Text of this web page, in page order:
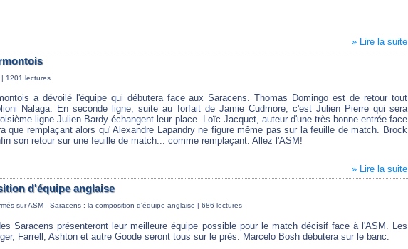
» Lire la suite
| 1201 lectures
a dévoilé l'équipe qui débutera face aux Saracens. Thomas Domingo est de retour tout
Nalaga. En seconde ligne, suite au forfait de Jamie Cudmore, c'est Julien Pierre qui sera
ligne Julien Bardy échangent leur place. Loïc Jacquet, auteur d'une très bonne entrée face
que remplaçant alors qu' Alexandre Lapandry ne figure même pas sur la feuille de match. Brock
son retour sur une feuille de match... comme remplaçant. Allez l'ASM!
» Lire la suite
d'équipe anglaise
sur ASM - Saracens : la composition d'équipe anglaise | 686 lectures
Saracens présenteront leur meilleure équipe possible pour le match décisif face à l'ASM. Les
Farrell, Ashton et autre Goode seront tous sur le près. Marcelo Bosh débutera sur le banc.